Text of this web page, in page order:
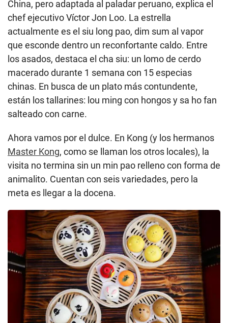
China, pero adaptada al paladar peruano, explica el
chef ejecutivo Víctor Jon Loo. La estrella
actualmente es el siu long pao, dim sum al vapor
que esconde dentro un reconfortante caldo. Entre
los asados, destaca el cha siu: un lomo de cerdo
macerado durante 1 semana con 15 especias
chinas. En busca de un plato más contundente,
están los tallarines: lou ming con hongos y sa ho fan
salteado con carne.
Ahora vamos por el dulce. En Kong (y los hermanos
Master Kong, como se llaman los otros locales), la
visita no termina sin un min pao relleno con forma de
animalito. Cuentan con seis variedades, pero la
meta es llegar a la docena.